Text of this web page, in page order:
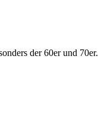
der 60er und 70er.